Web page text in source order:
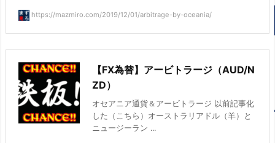
https://mazmiro.com/2019/12/01/arbitrage-by-oceania/
【FX為替】アービトラージ（AUD/N
ZD）
オセアニア通貨＆アービトラージ 以前記事化
した（こちら）オーストラリアドル（羊）と
ニュージーラン ...